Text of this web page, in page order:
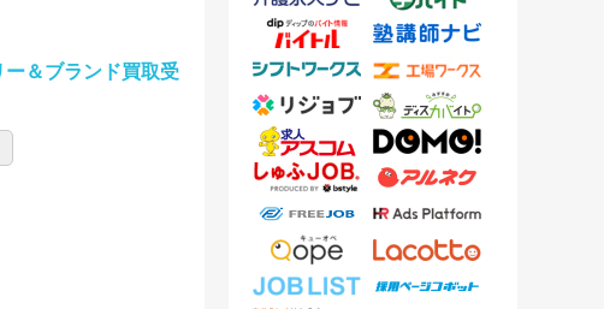
＆ブランド買取受